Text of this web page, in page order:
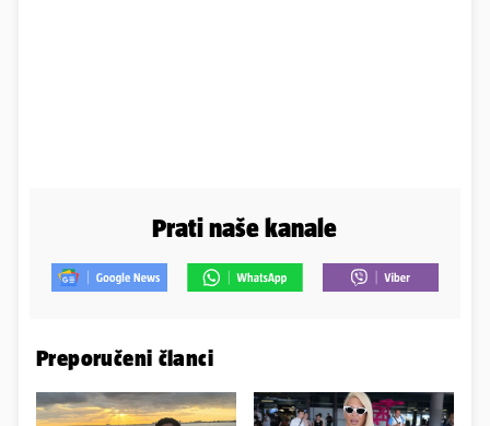
Prati naše kanale
Preporučeni članci